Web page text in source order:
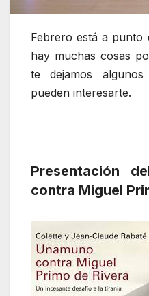
Febrero está a punto
hay muchas cosas
te dejamos
pueden interesarte.
Presentación
contra Miguel